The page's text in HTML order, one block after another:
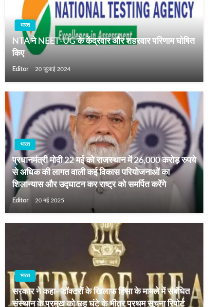
भारत
NTA ने NEET-UG के केंद्रवार और शहरवार परिणाम घोषित
किए
Editor 20 जुलाई 2024
भारत
प्रधानमंत्री मोदी 22 मई को राजस्थान में 26,000 करोड़ रुपये
से अधिक की लागत वाली कई विकास परियोजनाओं का
शिलान्यास और उद्घाटन कर राष्ट्र को समर्पित करेंगे
Editor 20 मई 2025
भारत
सरकार ने कहा- डॉक्टरों के खिलाफ हिंसा के मामले में संबंधित
संस्थान के प्रमुख को छह घंटे के भीतर प्रथम सूचना रिपोर्ट